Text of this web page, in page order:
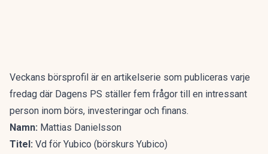
Veckans börsprofil är en artikelserie som publiceras varje
fredag där Dagens PS ställer fem frågor till en intressant
person inom börs, investeringar och finans.
Namn: Mattias Danielsson
Titel: Vd för Yubico (börskurs Yubico)